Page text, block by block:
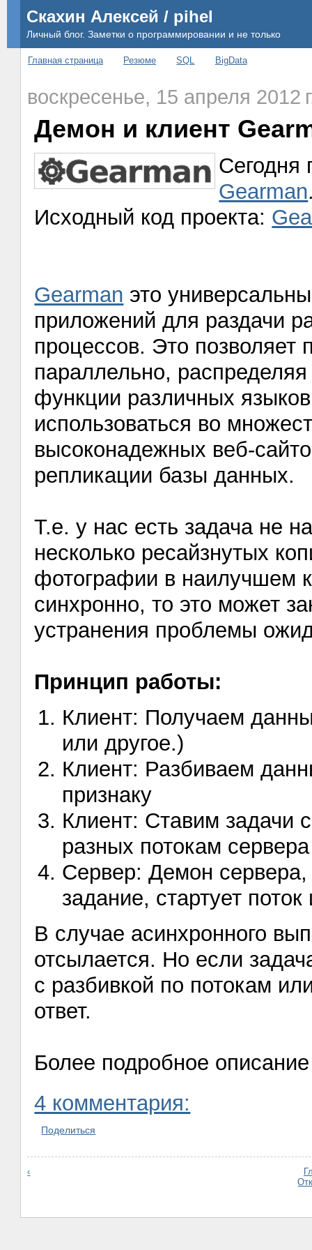
Скахин Алексей / pihel
Личный блог. Заметки о программировании и не только
Главная страница Резюме SQL BigData
воскресенье, 15 апреля 2012
Демон и клиент
Сегодня
Gearman
Исходный код проекта:
Gearman это
приложений для раздачи
процессов. Это
параллельно, распределяя
функции различных
использоваться во
высоконадежных веб-
репликации базы данных.
Т.е. у нас есть задача не
несколько ресайзнутых
фотографии в наилучшем
синхронно, то это может
устранения проблемы
Принцип работы:
Клиент: Получаем
или другое.)
Клиент: Разбиваем
признаку
Клиент: Ставим задачи
разных потокам
Сервер: Демон
задание, стартует
В случае асинхронного
отсылается. Но если
с разбивкой по потокам
ответ.
Более подробное
4 комментария:
Поделиться
‹